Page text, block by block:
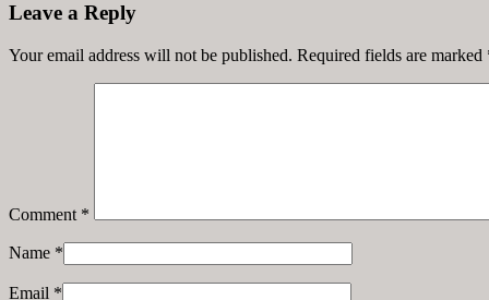
Leave a Reply
Your email address will not be published. Required fields are marked
Comment *
Name *
Email *